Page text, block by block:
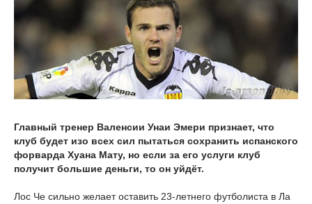
Главный тренер Валенсии Унаи Эмери признает, что
клуб будет изо всех сил пытаться сохранить испанского
форварда Хуана Мату, но если за его услуги клуб
получит большие деньги, то он уйдёт.
Лос Че сильно желает оставить 23-летнего футболиста в Ла